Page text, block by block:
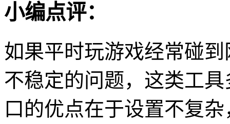
小编点评：
如果平时玩游戏经常碰
不稳定的问题，这类工
口的优点在于设置不复